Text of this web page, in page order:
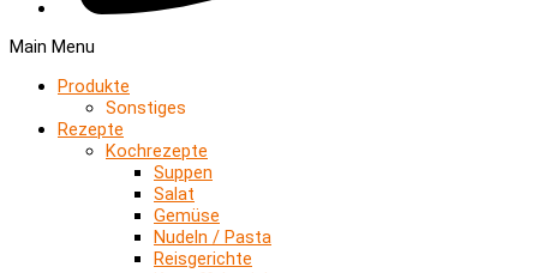
Main Menu
Produkte
Sonstiges
Rezepte
Kochrezepte
Suppen
Salat
Gemüse
Nudeln / Pasta
Reisgerichte